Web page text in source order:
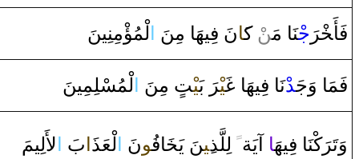
فَأَ‍خْ‍رَ جْ‍‍نَا‌ مَ‍‌‍ن ْ ك‍‍َ‍انَ فِيهَا‌ مِنَ لْمُؤْمِنِينَ
فَمَا‌ ‌وَجَ‍‍دْنَا‌ فِيهَا‌ غَ‍‍يْ‍رَ ‌ بَ‍‍يْ‍‍ت ‌ مِنَ لْمُسْلِمِينَ
وَتَ‍رَكْنَا‌ فِيهَ‍‍ا ‌ ‌آيَةً ‌ لِلَّذ‍ِ‍ي‍‍نَ يَ‍‍خَ‍‍اف‍‍ُ‍ونَ لْعَذ بَ لأَلِيمَ